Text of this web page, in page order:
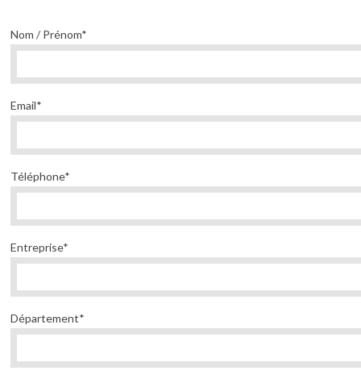
Nom / Prénom*
Email*
Téléphone*
Entreprise*
Département*